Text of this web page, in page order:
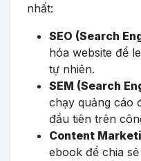
nhất:
SEO (Search
hóa website để
tự nhiên.
SEM (Search
chạy quảng cáo
đầu tiên trên
Content
ebook để chia